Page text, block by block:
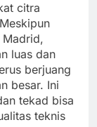
citra
Madrid,
luas dan
berjuang
besar. Ini
tekad bisa
teknis